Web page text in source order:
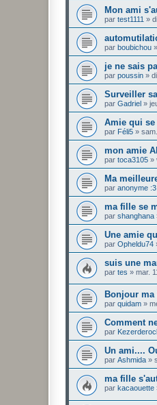
Mon ami
par test1111 »
par boubichou »
je ne sais
par poussin »
Surveiller
par Gadriel »
Amie qui
par Féli5 »
mon amie
par toca3105 »
Ma
par anonyme :3
ma fille se
par shanghana
Une amie
par Opheldu74
suis une
par tes » mar.
Bonjour ma
par quidam »
Comment
par
Un ami....
par Ashmida »
ma fille
par kacaouette